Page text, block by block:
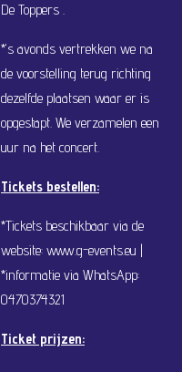
De Toppers .
*‘s avonds vertrekken we na
de voorstelling terug richting
dezelfde plaatsen waar er is
opgestapt. We verzamelen een
uur na het concert.
Tickets bestellen:
*Tickets beschikbaar via de
website: www.g-events.eu |
*informatie via WhatsApp:
0470374321
Ticket prijzen: